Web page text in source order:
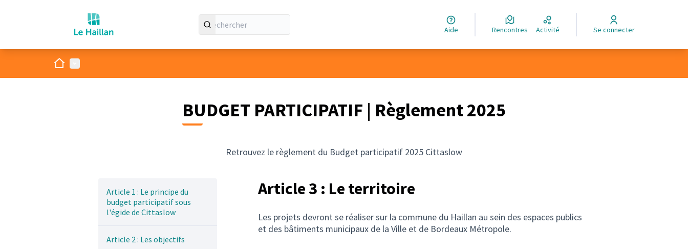
Aide Rencontres Activité Se connecter
AccueilMenu principal
BUDGET PARTICIPATIF | Règlement 2025
Retrouvez le règlement du Budget participatif 2025 Cittaslow
Article 1 : Le principe du
budget participatif sous
l'égide de Cittaslow
Article 2 : Les objectifs
Article 3 : Le territoire
Les projets devront se réaliser sur la commune du Haillan au sein des espaces publics
et des bâtiments municipaux de la Ville et de Bordeaux Métropole.